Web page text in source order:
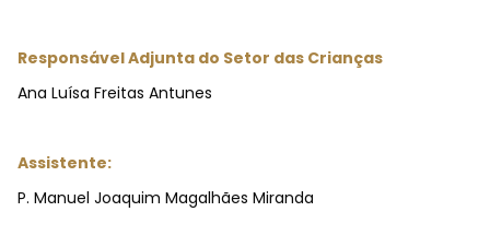
Responsável Adjunta do Setor das Crianças
Ana Luísa Freitas Antunes
Assistente:
P. Manuel Joaquim Magalhães Miranda